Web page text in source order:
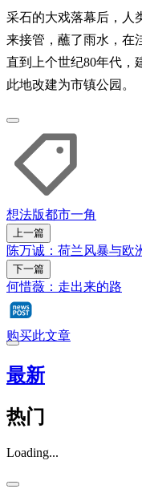
采石的大戏落幕后，人
来接管，蘸了雨水，在
直到上个世纪80年代，
此地改建为市镇公园。
想法版都市一角
上一篇
陈万诚：荷兰风暴与欧
下一篇
何惜薇：走出来的路
购买此文章
最新
热门
Loading...